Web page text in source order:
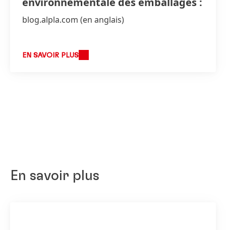
blog.alpla.com (en anglais)
EN SAVOIR PLUS
En savoir plus